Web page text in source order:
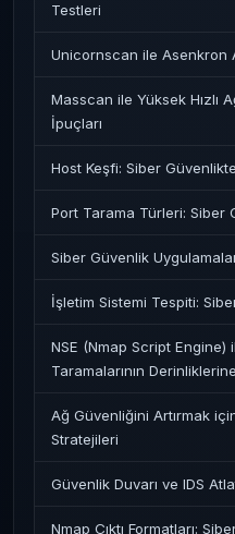
Testleri
Unicornscan ile Asenkron
Masscan ile Yüksek Hızlı
İpuçları
Host Keşfi: Siber
Port Tarama Türleri: Siber
Siber Güvenlik
İşletim Sistemi Tespiti:
NSE (Nmap Script Engine)
Taramalarının
Ağ Güvenliğini Artırmak
Stratejileri
Güvenlik Duvarı ve IDS
Nmap Çıktı Formatları: